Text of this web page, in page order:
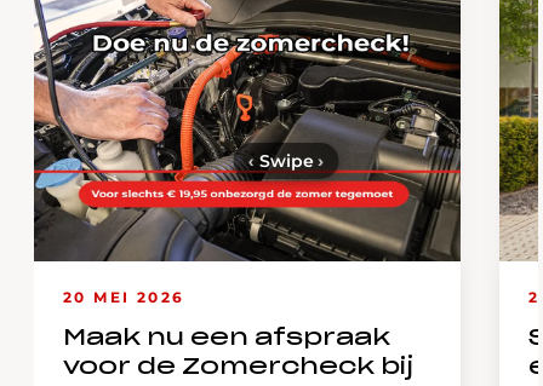
20 MEI 2026
Maak nu een afspraak
voor de Zomercheck bij
‹ Swipe›